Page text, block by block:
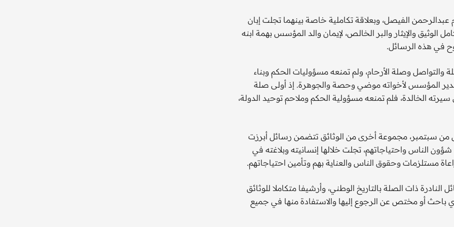
الفيصل، وبعلاقة تكاملية خاصة بينهما تجلت إبان
الوثيق والإيثار والبر الخالص، لإيمان والد المؤسس بهمة ابنه
في هذه الرسائل.
وصلة الأرحام، ولم تمنعه مسؤوليات الحكم وبناء
تقدير المؤسس لأخواته موضي وحصة والجوهرة. إذ أولى صلة
الخالدة، فلم تمنعه مسؤولية الحكم وملاحم توحيد الدولة،
من سبتمبر، مجموعة أخرى من الوثائق تتضمن رسائل أبرزت
الناس واحتياجاتهم، تجلت خلالها إنسانيته وبلاغته في
مستلزمات وحقوق الناس والعناية بهم وتأمين احتياجاتهم.
النادرة ذات الصلة بالتاريخ الوطني، وأرشيفا متكاملا للوثائق
لأي باحث أو مختص عن الرجوع إليها والاستفادة منها في جميع